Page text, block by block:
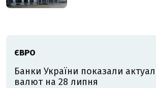
ЄВРО
Банки України показали
валют на 28 липня